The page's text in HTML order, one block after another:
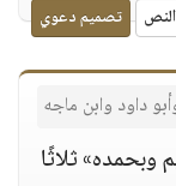
تصميم دعوي
داود وابن ماجه
ثلاثًا